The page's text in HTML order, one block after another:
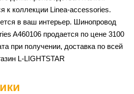
к коллекции Linea-accessories.
в ваш интерьер. Шинопровод
A460106 продается по цене 3100
при получении, доставка по всей
L-LIGHTSTAR